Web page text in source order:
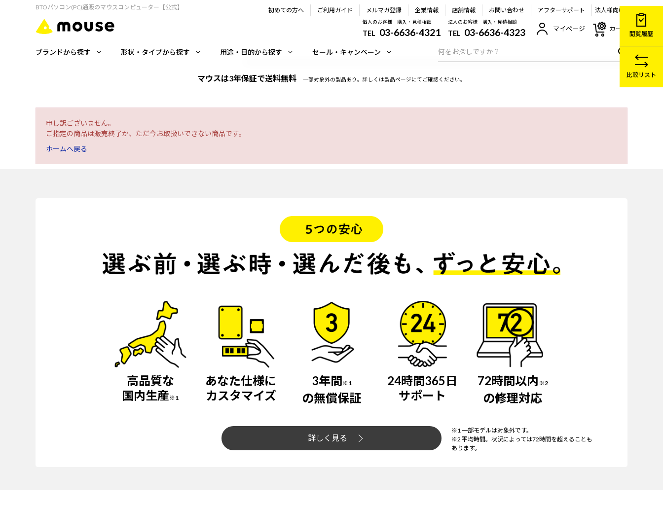
BTOパソコン(PC)通販のマウスコンピューター【公式】 初めての方へ ご利用ガイド メルマガ登録 企業情報 店舗情報 お問い合わせ アフターサポート 法人様向け
個人のお客様 購入・見積相談
TEL 03-6636-4321
法人のお客様 購入・見積相談
TEL 03-6636-4323 マイページ カート
ブランドから探す 形状・タイプから探す 用途・目的から探す セール・キャンペーン
マウスは3年保証で送料無料 一部対象外の製品あり。詳しくは製品ページにてご確認ください。
申し訳ございません。
ご指定の商品は販売終了か、ただ今お取扱いできない商品です。
ホームへ戻る
閲覧履歴
比較リスト
高品質な
国内生産※1
あなた仕様に
カスタマイズ
3年間※1
の無償保証
24時間365日
サポート
72時間以内 ※2
の修理対応
詳しく見る
※1 一部モデルは対象外です。
※2 平均時間。状況によっては72時間を超えることも
あります。